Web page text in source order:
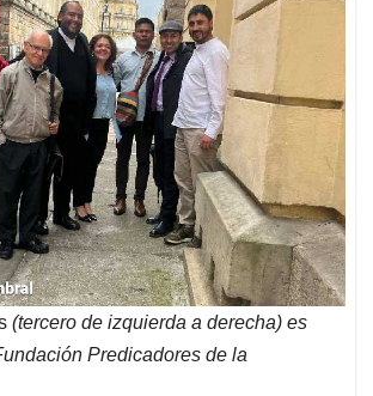
(tercero de izquierda a derecha) es
Predicadores de la